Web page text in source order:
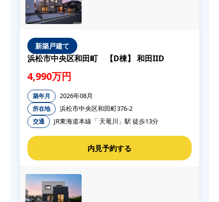
新築戸建て
浜松市中央区和田町 【D棟】 和田IID
4,990万円
築年月 2026年08月
所在地 浜松市中央区和田町376-2
交通 JR東海道本線「 天竜川」駅 徒歩13分